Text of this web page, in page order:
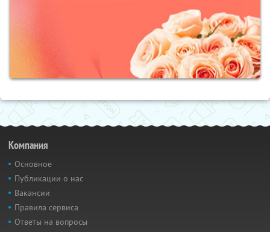
Компания
Основное
Публикации о нас
Вакансии
Правила сервиса
Ответы на вопросы